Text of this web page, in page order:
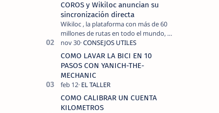
COROS y Wikiloc anuncian su
sincronización directa
Wikiloc , la plataforma con más de 60
millones de rutas en todo el mundo, y
COROS , marca de dispositivos GPS
reconocida mundialmente por su
tecnolo…
COMO LAVAR LA BICI EN 10
PASOS CON YANICH-THE-
MECHANIC
COMO CALIBRAR UN CUENTA
KILOMETROS